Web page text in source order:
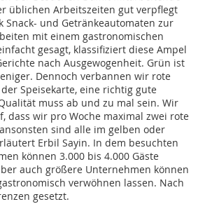
üblichen Arbeitszeiten gut verpflegt
Snack- und Getränkeautomaten zur
mit einem gastronomischen
gesagt, klassifiziert diese Ampel
nach Ausgewogenheit. Grün ist
Dennoch verbannen wir rote
Speisekarte, eine richtig gute
muss ab und zu mal sein. Wir
dass wir pro Woche maximal zwei rote
sind alle im gelben oder
Erbil Sayin. In dem besuchten
können 3.000 bis 4.000 Gäste
auch größere Unternehmen können
verwöhnen lassen. Nach
gesetzt.